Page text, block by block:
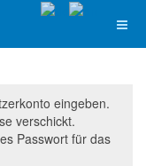
eingeben.
verschickt.
Passwort für das